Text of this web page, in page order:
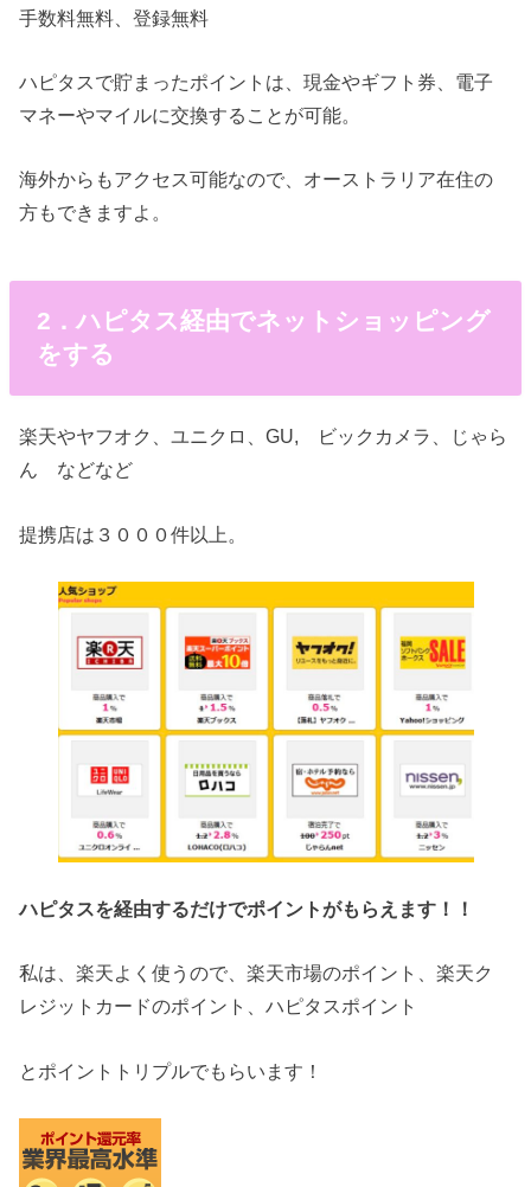
手数料無料、登録無料
ハピタスで貯まったポイントは、現金やギフト券、電子
マネーやマイルに交換することが可能。
海外からもアクセス可能なので、オーストラリア在住の
方もできますよ。
2．ハピタス経由でネットショッピング
をする
楽天やヤフオク、ユニクロ、GU, ビックカメラ、じゃら
ん などなど
提携店は３０００件以上。
ハピタスを経由するだけでポイントがもらえます！！
私は、楽天よく使うので、楽天市場のポイント、楽天ク
レジットカードのポイント、ハピタスポイント
とポイントトリプルでもらいます！